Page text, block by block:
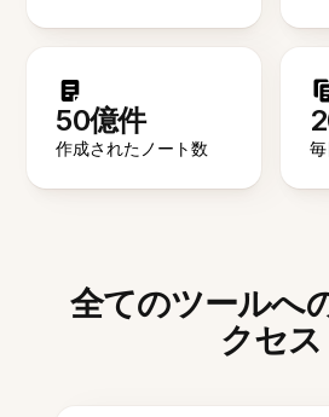
50億件
作成されたノート数
全てのツールへ
クセス